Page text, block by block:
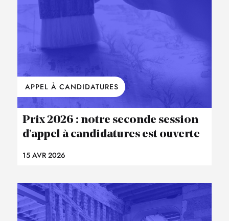
APPEL À CANDIDATURES
Prix 2026 : notre seconde session
d’appel à candidatures est ouverte
15 AVR 2026